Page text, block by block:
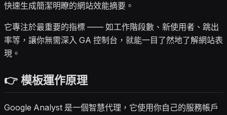
快速生成簡潔明瞭的網站效能摘要。
它專注於最重要的指標 —— 如工作階段數、新使用者、跳出
率等，讓你無需深入 GA 控制台，就能一目了然地了解網站表
現。
👉 模板運作原理
Google Analyst 是一個智慧代理，它使用你自己的服務帳戶